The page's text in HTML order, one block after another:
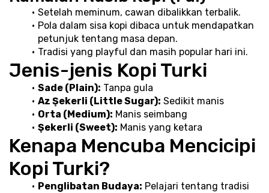
Setelah meminum, cawan dibalikkan terbalik.
Pola dalam sisa kopi dibaca untuk mendapatkan
petunjuk tentang masa depan.
Tradisi yang playful dan masih popular hari ini.
Jenis-jenis Kopi Turki
Sade (Plain): Tanpa gula
Az Şekerli (Little Sugar): Sedikit manis
Orta (Medium): Manis seimbang
Şekerli (Sweet): Manis yang ketara
Kenapa Mencuba Mencicipi
Kopi Turki?
Penglibatan Budaya: Pelajari tentang tradisi